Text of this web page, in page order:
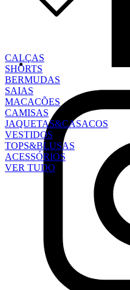
CALÇAS
SHORTS
BERMUDAS
SAIAS
MACACÕES
CAMISAS
JAQUETAS&CASACOS
VESTIDOS
TOPS&BLUSAS
ACESSÓRIOS
VER TUDO